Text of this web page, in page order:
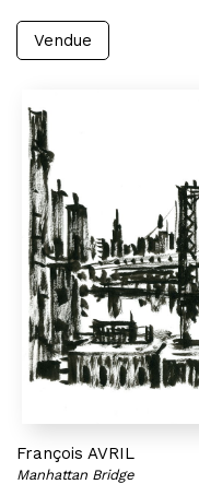
Vendue
François AVRIL
Manhattan Bridge